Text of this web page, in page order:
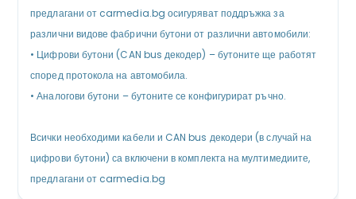
предлагани от carmedia.bg осигуряват поддръжка за
различни видове фабрични бутони от различни автомобили:
• Цифрови бутони (CAN bus декодер) – бутоните ще работят
според протокола на автомобила.
• Аналогови бутони – бутоните се конфигурират ръчно.
Всички необходими кабели и CAN bus декодери (в случай на
цифрови бутони) са включени в комплекта на мултимедиите,
предлагани от carmedia.bg